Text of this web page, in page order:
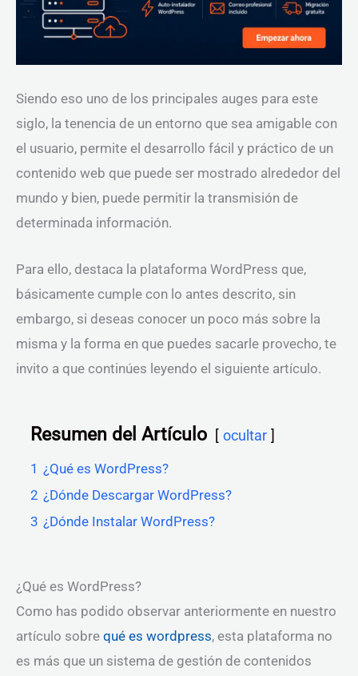
Siendo eso uno de los principales auges para este
siglo, la tenencia de un entorno que sea amigable con
el usuario, permite el desarrollo fácil y práctico de un
contenido web que puede ser mostrado alrededor del
mundo y bien, puede permitir la transmisión de
determinada información.
Para ello, destaca la plataforma WordPress que,
básicamente cumple con lo antes descrito, sin
embargo, si deseas conocer un poco más sobre la
misma y la forma en que puedes sacarle provecho, te
invito a que continúes leyendo el siguiente artículo.
Resumen del Artículo ocultar
1 ¿Qué es WordPress?
2 ¿Dónde Descargar WordPress?
3 ¿Dónde Instalar WordPress?
¿Qué es WordPress?
Como has podido observar anteriormente en nuestro
artículo sobre qué es wordpress, esta plataforma no
es más que un sistema de gestión de contenidos